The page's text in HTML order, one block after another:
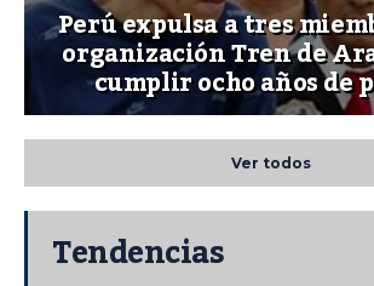
Perú expulsa a tres
organización Tren de
cumplir ocho años de
Ver todos
Tendencias